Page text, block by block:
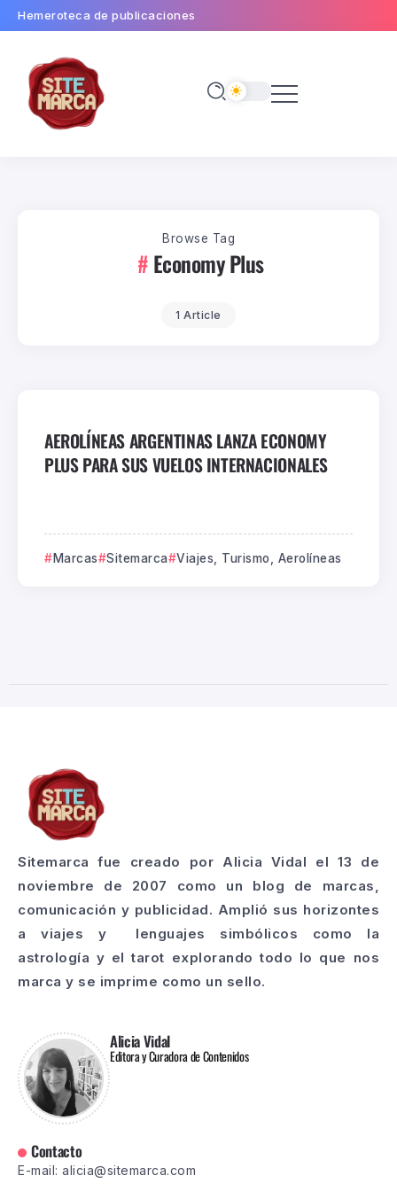
Hemeroteca de publicaciones
Browse Tag
Economy Plus
1 Article
AEROLÍNEAS ARGENTINAS LANZA ECONOMY
PLUS PARA SUS VUELOS INTERNACIONALES
Marcas Sitemarca Viajes, Turismo, Aerolíneas
Sitemarca fue creado por Alicia Vidal el 13 de
noviembre de 2007 como un blog de marcas,
comunicación y publicidad. Amplió sus horizontes
a viajes y lenguajes simbólicos como la
astrología y el tarot explorando todo lo que nos
marca y se imprime como un sello.
Alicia Vidal
Editora y Curadora de Contenidos
Contacto
E-mail: alicia@sitemarca.com